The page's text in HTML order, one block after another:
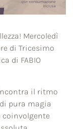
Mercoledì
di Tricesimo
di FABIO
il ritmo
pura magia
coinvolgente